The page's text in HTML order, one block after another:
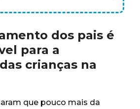
dos pais é
para a
crianças na
que pouco mais da